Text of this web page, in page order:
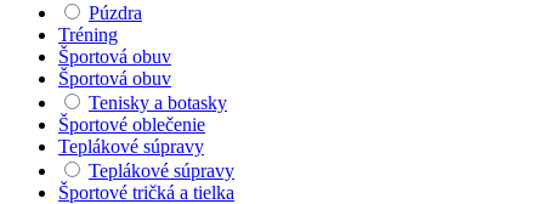
Púzdra
Tréning
Športová obuv
Športová obuv
Tenisky a botasky
Športové oblečenie
Teplákové súpravy
Teplákové súpravy
Športové tričká a tielka